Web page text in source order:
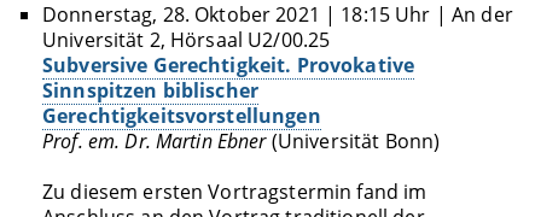
Donnerstag, 28. Oktober 2021 | 18:15 Uhr | An der
Universität 2, Hörsaal U2/00.25
Subversive Gerechtigkeit. Provokative
Sinnspitzen biblischer
Gerechtigkeitsvorstellungen
Prof. em. Dr. Martin Ebner(Universität Bonn)
Zu diesem ersten Vortragstermin fand im